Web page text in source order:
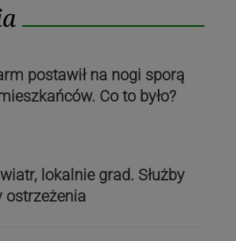
postawił na nogi sporą
Co to było?
lokalnie grad. Służby
ostrzeżenia